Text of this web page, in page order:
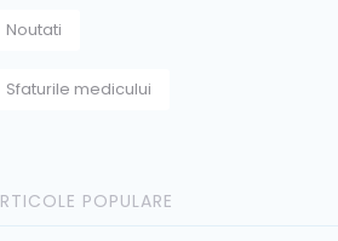
Noutati
Sfaturile medicului
POPULARE